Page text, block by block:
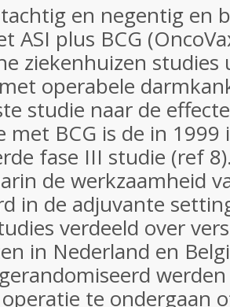
en negentig en
ASI plus BCG
ziekenhuizen
operabele
studie naar de
met BCG is de in 1999
fase III studie (ref
de werkzaamheid
in de adjuvante
verdeeld over
in Nederland en
te ondergaan